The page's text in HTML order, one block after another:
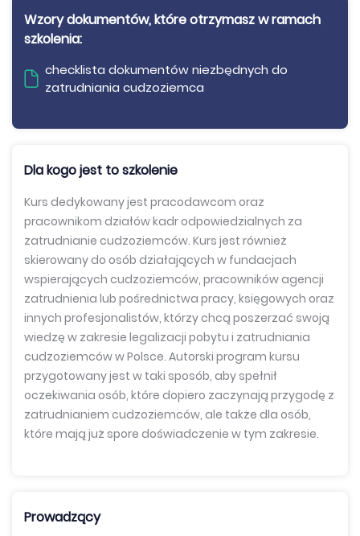
Wzory dokumentów, które otrzymasz w ramach
szkolenia:
checklista dokumentów niezbędnych do
zatrudniania cudzoziemca
Dla kogo jest to szkolenie
Kurs dedykowany jest pracodawcom oraz
pracownikom działów kadr odpowiedzialnych za
zatrudnianie cudzoziemców. Kurs jest również
skierowany do osób działających w fundacjach
wspierających cudzoziemców, pracowników agencji
zatrudnienia lub pośrednictwa pracy, księgowych oraz
innych profesjonalistów, którzy chcą poszerzać swoją
wiedzę w zakresie legalizacji pobytu i zatrudniania
cudzoziemców w Polsce. Autorski program kursu
przygotowany jest w taki sposób, aby spełnił
oczekiwania osób, które dopiero zaczynają przygodę z
zatrudnianiem cudzoziemców, ale także dla osób,
które mają już spore doświadczenie w tym zakresie.
Prowadzący